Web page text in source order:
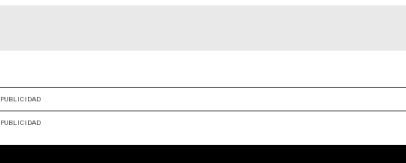
PUBLICIDAD
PUBLICIDAD